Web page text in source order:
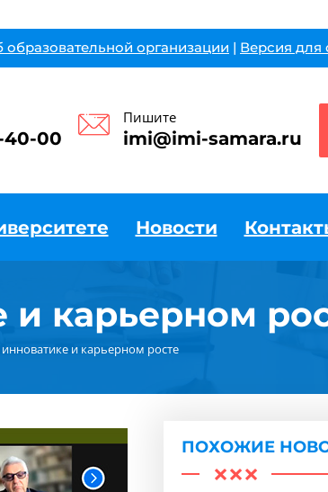
образовательной организации | Версия для
40-00
Пишите
imi@imi-samara.ru
Новости
и карьерном
и карьерном росте
ПОХОЖИЕ